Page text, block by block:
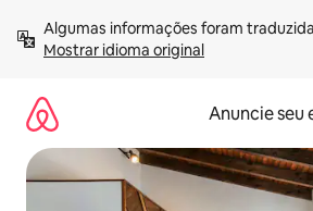
para
Mostrar idioma original
Anuncie seu